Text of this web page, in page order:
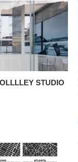
STUDIO